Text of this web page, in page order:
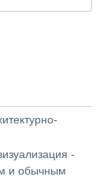
-
и обычным